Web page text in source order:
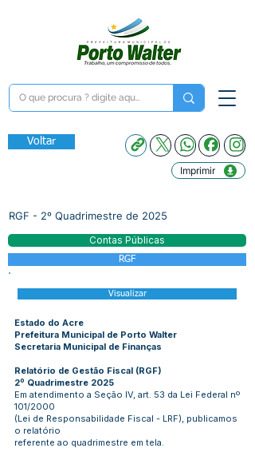
Voltar
Imprimir
RGF - 2º Quadrimestre de 2025
Contas Públicas
RGF
Visualizar
Estado do Acre
Prefeitura Municipal de Porto Walter
Secretaria Municipal de Finanças
Relatório de Gestão Fiscal (RGF)
2º Quadrimestre 2025
Em atendimento a Seção IV, art. 53 da Lei Federal nº
101/2000
(Lei de Responsabilidade Fiscal - LRF), publicamos
o relatório
referente ao quadrimestre em tela.